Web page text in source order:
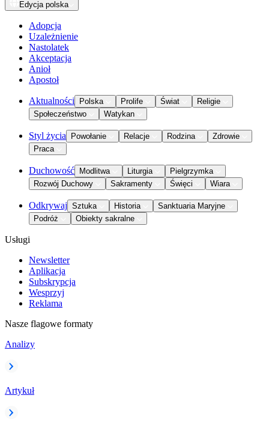
Edycja polska
Adopcja
Uzależnienie
Nastolatek
Akceptacja
Anioł
Apostoł
Aktualności Polska Prolife Świat
Religie
Społeczeństwo
Watykan
Styl życia Powołanie Relacje Rodzina
Zdrowie
Praca
Duchowość Modlitwa Liturgia
Pielgrzymka
Rozwój Duchowy
Sakramenty Święci Wiara
Odkrywaj Sztuka Historia
Sanktuaria Maryjne
Podróż
Obiekty sakralne
Usługi
Newsletter
Aplikacja
Subskrypcja
Wesprzyj
Reklama
Nasze flagowe formaty
Analizy
Artykuł